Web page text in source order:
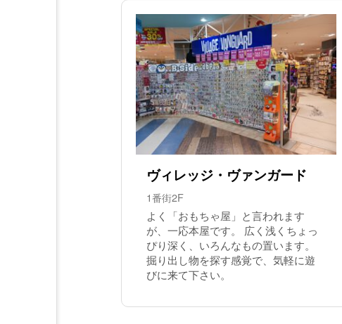
ヴィレッジ・ヴァンガード
1番街2F
よく「おもちゃ屋」と言われます
が、一応本屋です。 広く浅くちょっ
ぴり深く、いろんなもの置います。
掘り出し物を探す感覚で、気軽に遊
びに来て下さい。